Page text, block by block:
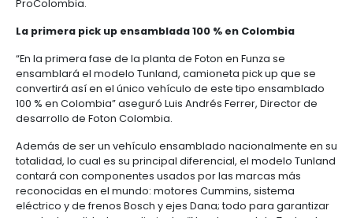
en el cual Foton es pionera, representará diversos
para los usuarios finales, entre los que se
Esta planta de Foton tendrá capacidad para
turno las unidades requeridas por el mercado, y
luego el desarrollo de exportaciones.
ANDI, ACOLFA y ProColombia entre otros han
con la compañía desde 2010 para hacer
proyecto.